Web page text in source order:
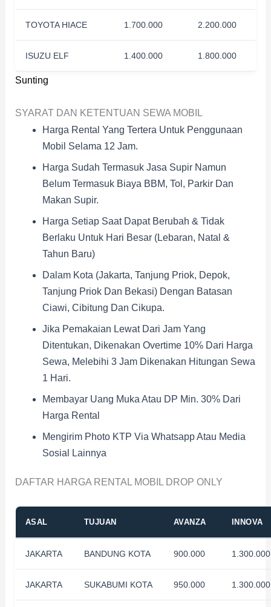
Sunting
TOYOTA HIACE 1.700.000 2.200.000
ISUZU ELF 1.400.000 1.800.000
SYARAT DAN KETENTUAN SEWA MOBIL
Harga Rental Yang Tertera Untuk Penggunaan
Mobil Selama 12 Jam.
Harga Sudah Termasuk Jasa Supir Namun
Belum Termasuk Biaya BBM, Tol, Parkir Dan
Makan Supir.
Harga Setiap Saat Dapat Berubah & Tidak
Berlaku Untuk Hari Besar (Lebaran, Natal &
Tahun Baru)
Dalam Kota (Jakarta, Tanjung Priok, Depok,
Tanjung Priok Dan Bekasi) Dengan Batasan
Ciawi, Cibitung Dan Cikupa.
Jika Pemakaian Lewat Dari Jam Yang
Ditentukan, Dikenakan Overtime 10% Dari Harga
Sewa, Melebihi 3 Jam Dikenakan Hitungan Sewa
1 Hari.
Membayar Uang Muka Atau DP Min. 30% Dari
Harga Rental
Mengirim Photo KTP Via Whatsapp Atau Media
Sosial Lainnya
DAFTAR HARGA RENTAL MOBIL DROP ONLY
ASAL TUJUAN AVANZA INNOVA
JAKARTA BANDUNG KOTA 900.000 1.300.000
JAKARTA SUKABUMI KOTA 950.000 1.300.000